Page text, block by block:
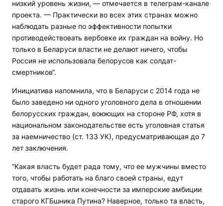
низкий уровень жизни, — отмечается в телеграм-канале
проекта. — Практически во всех этих странах можно
наблюдать разные по эффективности попытки
противодействовать вербовке их граждан на войну. Но
только в Беларуси власти не делают ничего, чтобы
Россия не использовала белорусов как солдат-
смертников“.
Инициатива напомнила, что в Беларуси с 2014 года не
было заведено ни одного уголовного дела в отношении
белорусских граждан, воюющих на стороне РФ, хотя в
национальном законодательстве есть уголовная статья
за наемничество (ст. 133 УК), предусматривающая до 7
лет заключения.
“Какая власть будет рада тому, что ее мужчины вместо
того, чтобы работать на благо своей страны, едут
отдавать жизнь или конечности за имперские амбиции
старого КГБшника Путина? Наверное, только та власть,